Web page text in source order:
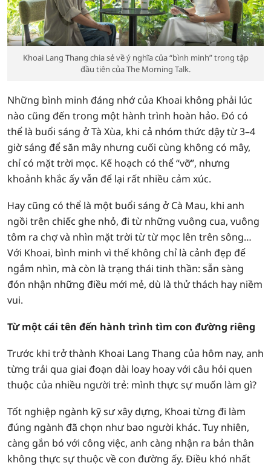
Khoai Lang Thang chia sẻ về ý nghĩa của “bình minh” trong tập
đầu tiên của The Morning Talk.
Những bình minh đáng nhớ của Khoai không phải lúc
nào cũng đến trong một hành trình hoàn hảo. Đó có
thể là buổi sáng ở Tà Xùa, khi cả nhóm thức dậy từ 3–4
giờ sáng để săn mây nhưng cuối cùng không có mây,
chỉ có mặt trời mọc. Kế hoạch có thể “vỡ”, nhưng
khoảnh khắc ấy vẫn để lại rất nhiều cảm xúc.
Hay cũng có thể là một buổi sáng ở Cà Mau, khi anh
ngồi trên chiếc ghe nhỏ, đi từ những vuông cua, vuông
tôm ra chợ và nhìn mặt trời từ từ mọc lên trên sông…
Với Khoai, bình minh vì thế không chỉ là cảnh đẹp để
ngắm nhìn, mà còn là trạng thái tinh thần: sẵn sàng
đón nhận những điều mới mẻ, dù là thử thách hay niềm
vui.
Từ một cái tên đến hành trình tìm con đường riêng
Trước khi trở thành Khoai Lang Thang của hôm nay, anh
từng trải qua giai đoạn dài loay hoay với câu hỏi quen
thuộc của nhiều người trẻ: mình thực sự muốn làm gì?
Tốt nghiệp ngành kỹ sư xây dựng, Khoai từng đi làm
đúng ngành đã chọn như bao người khác. Tuy nhiên,
càng gắn bó với công việc, anh càng nhận ra bản thân
không thực sự thuộc về con đường ấy. Điều khó nhất